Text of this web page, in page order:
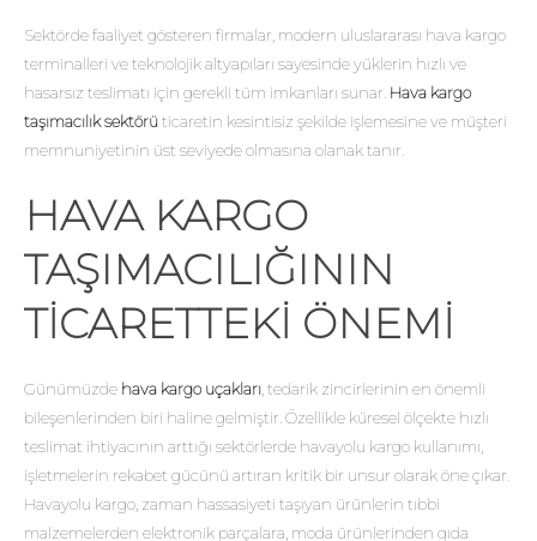
Sektörde faaliyet gösteren firmalar, modern uluslararası hava kargo
terminalleri ve teknolojik altyapıları sayesinde yüklerin hızlı ve
hasarsız teslimatı için gerekli tüm imkanları sunar. Hava kargo
taşımacılık sektörüticaretin kesintisiz şekilde işlemesine ve müşteri
memnuniyetinin üst seviyede olmasına olanak tanır.
HAVA KARGO
TAŞIMACILIĞININ
TICARETTEKI ÖNEMI
Günümüzde hava kargo uçakları , tedarik zincirlerinin en önemli
bileşenlerinden biri haline gelmiştir. Özellikle küresel ölçekte hızlı
teslimat ihtiyacının arttığı sektörlerde havayolu kargo kullanımı,
işletmelerin rekabet gücünü artıran kritik bir unsur olarak öne çıkar.
Havayolu kargo, zaman hassasiyeti taşıyan ürünlerin tıbbi
malzemelerden elektronik parçalara, moda ürünlerinden gıda